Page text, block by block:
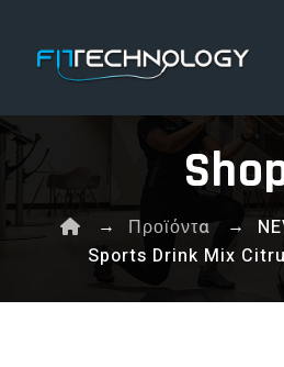
→ Προϊόντα →
Sports Drink Mix